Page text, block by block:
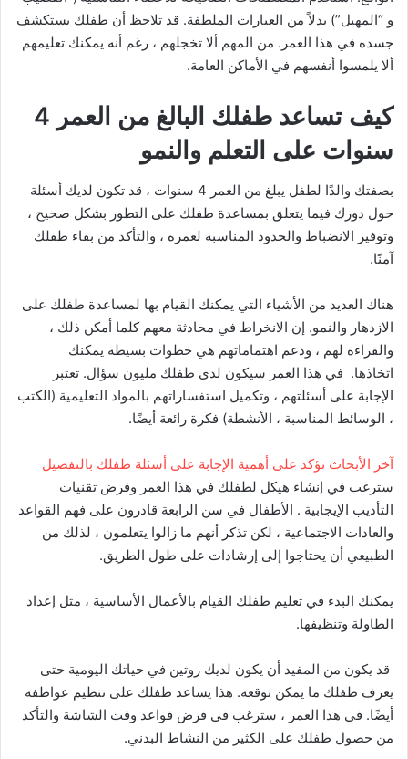
و “المهبل”) بدلاً من العبارات الملطفة. قد تلاحظ أن طفلك يستكشف
جسده في هذا العمر. من المهم ألا تخجلهم ، رغم أنه يمكنك تعليمهم
ألا يلمسوا أنفسهم في الأماكن العامة.
كيف تساعد طفلك البالغ من العمر 4
سنوات على التعلم والنمو
بصفتك والدًا لطفل يبلغ من العمر 4 سنوات ، قد تكون لديك أسئلة
حول دورك فيما يتعلق بمساعدة طفلك على التطور بشكل صحيح ،
وتوفير الانضباط والحدود المناسبة لعمره ، والتأكد من بقاء طفلك
آمنًا.
هناك العديد من الأشياء التي يمكنك القيام بها لمساعدة طفلك على
الازدهار والنمو. إن الانخراط في محادثة معهم كلما أمكن ذلك ،
والقراءة لهم ، ودعم اهتماماتهم هي خطوات بسيطة يمكنك
اتخاذها. في هذا العمر سيكون لدى طفلك مليون سؤال. تعتبر
الإجابة على أسئلتهم ، وتكميل استفساراتهم بالمواد التعليمية (الكتب
، الوسائط المناسبة ، الأنشطة) فكرة رائعة أيضًا.
آخر الأبحاث تؤكد على أهمية الإجابة على أسئلة طفلك بالتفصيل
سترغب في إنشاء هيكل لطفلك في هذا العمر وفرض تقنيات
التأديب الإيجابية . الأطفال في سن الرابعة قادرون على فهم القواعد
والعادات الاجتماعية ، لكن تذكر أنهم ما زالوا يتعلمون ، لذلك من
الطبيعي أن يحتاجوا إلى إرشادات على طول الطريق.
يمكنك البدء في تعليم طفلك القيام بالأعمال الأساسية ، مثل إعداد
الطاولة وتنظيفها.
قد يكون من المفيد أن يكون لديك روتين في حياتك اليومية حتى
يعرف طفلك ما يمكن توقعه. هذا يساعد طفلك على تنظيم عواطفه
أيضًا. في هذا العمر ، سترغب في فرض قواعد وقت الشاشة والتأكد
من حصول طفلك على الكثير من النشاط البدني.